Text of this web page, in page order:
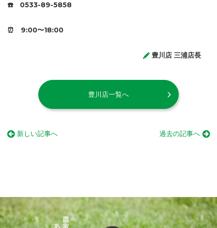
☎️ 0533-89-5858
⏰ 9:00〜18:00
豊川店 三浦店長
豊川店一覧へ
新しい記事へ 過去の記事へ